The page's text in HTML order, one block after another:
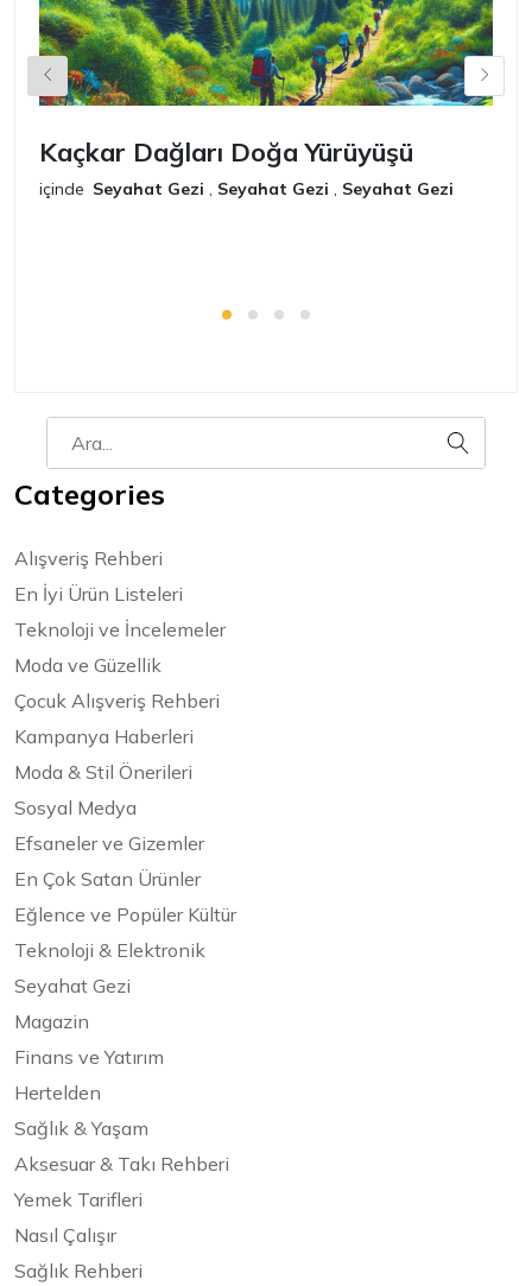
Kaçkar Dağları Doğa Yürüyüşü
içinde Seyahat Gezi , Seyahat Gezi , Seyahat Gezi
Categories
Alışveriş Rehberi
En İyi Ürün Listeleri
Teknoloji ve İncelemeler
Moda ve Güzellik
Çocuk Alışveriş Rehberi
Kampanya Haberleri
Moda & Stil Önerileri
Sosyal Medya
Efsaneler ve Gizemler
En Çok Satan Ürünler
Eğlence ve Popüler Kültür
Teknoloji & Elektronik
Seyahat Gezi
Magazin
Finans ve Yatırım
Hertelden
Sağlık & Yaşam
Aksesuar & Takı Rehberi
Yemek Tarifleri
Nasıl Çalışır
Sağlık Rehberi